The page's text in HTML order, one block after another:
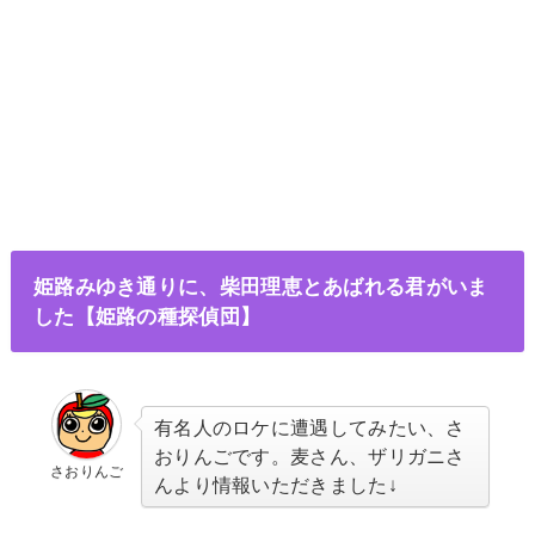
姫路みゆき通りに、柴田理恵とあばれる君がいま
した【姫路の種探偵団】
さおりんご
有名人のロケに遭遇してみたい、さ
おりんごです。麦さん、ザリガニさ
んより情報いただきました↓